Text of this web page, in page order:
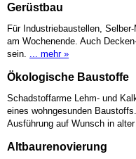
Gerüstbau
Für Industriebaustellen,
am Wochenende. Auch
sein.
... mehr »
Ökologische Baustoffe
Schadstoffarme Lehm- und
eines wohngesunden
Ausführung auf Wunsch in
Altbaurenovierung